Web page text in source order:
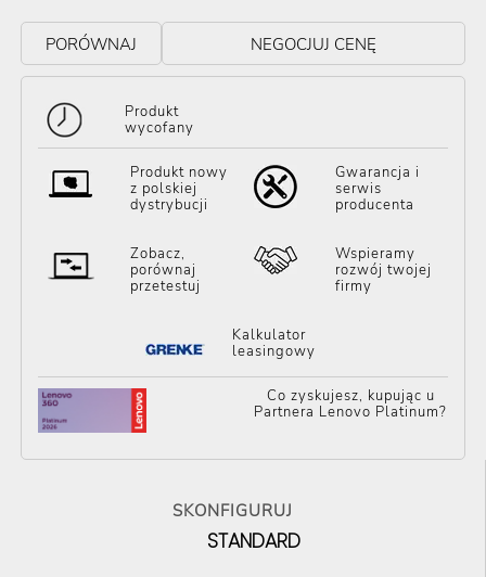
PORÓWNAJ NEGOCJUJ CENĘ
Produkt
wycofany
Produkt nowy
z polskiej
dystrybucji
Gwarancja i
serwis
producenta
Zobacz,
porównaj
przetestuj
Wspieramy
rozwój twojej
firmy
Kalkulator
leasingowy
Co zyskujesz, kupując u
Partnera Lenovo Platinum?
SKONFIGURUJ
STANDARD